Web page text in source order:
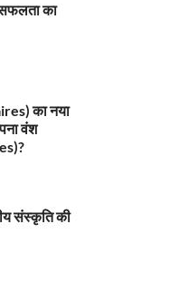
सफलता का
का नया
वंश
संस्कृति की